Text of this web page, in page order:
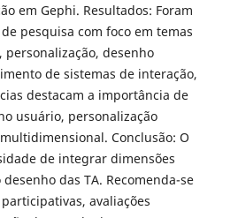
em Gephi. Resultados: Foram
pesquisa com foco em temas
personalização, desenho
de sistemas de interação,
destacam a importância de
usuário, personalização
Conclusão: O
de integrar dimensões
das TA. Recomenda-se
avaliações